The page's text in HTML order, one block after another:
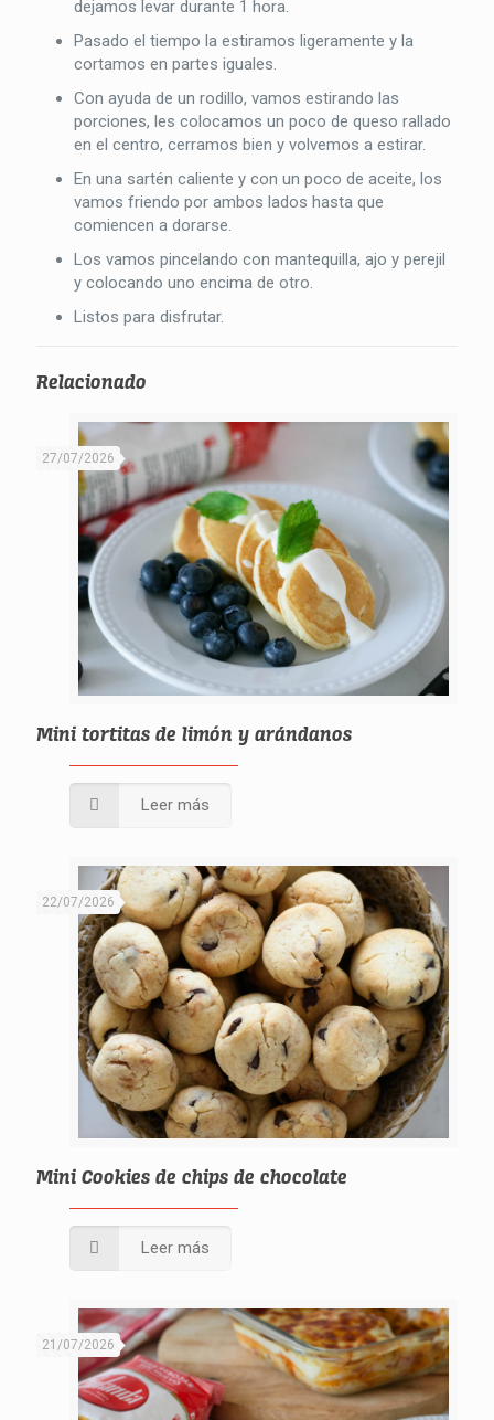
dejamos levar durante 1 hora.
Pasado el tiempo la estiramos ligeramente y la
cortamos en partes iguales.
Con ayuda de un rodillo, vamos estirando las
porciones, les colocamos un poco de queso rallado
en el centro, cerramos bien y volvemos a estirar.
En una sartén caliente y con un poco de aceite, los
vamos friendo por ambos lados hasta que
comiencen a dorarse.
Los vamos pincelando con mantequilla, ajo y perejil
y colocando uno encima de otro.
Listos para disfrutar.
Relacionado
27/07/2026
Mini tortitas de limón y arándanos
Leer más
22/07/2026
Mini Cookies de chips de chocolate
Leer más
21/07/2026